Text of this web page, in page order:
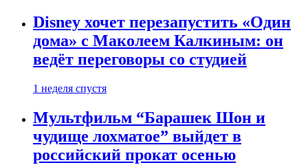
Disney хочет перезапустить «Один
дома» с Маколеем Калкиным: он
ведёт переговоры со студией
1 неделя спустя
Мультфильм “Барашек Шон и
чудище лохматое” выйдет в
российский прокат осенью